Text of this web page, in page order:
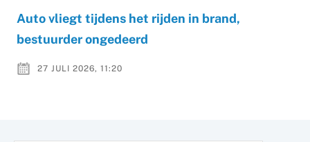
Auto vliegt tijdens het rijden in brand,
bestuurder ongedeerd
27 JULI 2026, 11:20